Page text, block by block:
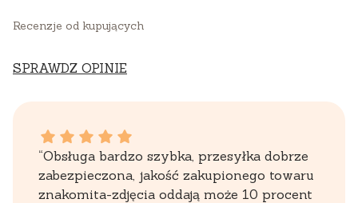
Recenzje od kupujących
SPRAWDZ OPINIE
WOJCIECH dał ocenę: 5
“Obsługa bardzo szybka, przesyłka dobrze
zabezpieczona, jakość zakupionego towaru
znakomita-zdjęcia oddają może 10 procent